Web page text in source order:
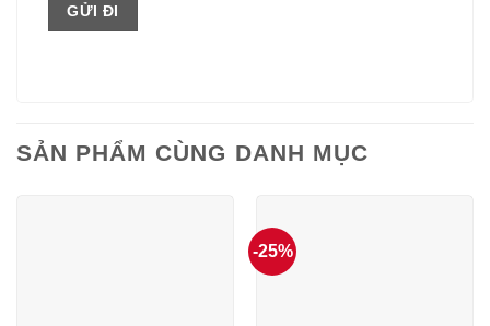
SẢN PHẨM CÙNG DANH MỤC
-25%